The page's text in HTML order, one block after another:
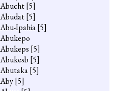
Abucht[5]
Abudat[5]
Abu-Ipahia[5]
Abukepo
Abukeps [5]
Abukesb [5]
Abutaka[5]
Aby[5]